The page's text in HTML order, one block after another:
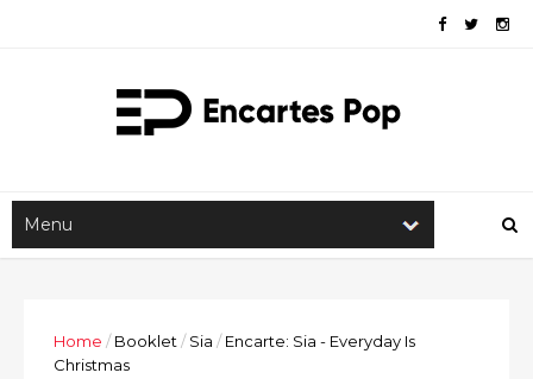
Home / Booklet / Sia / Encarte: Sia - Everyday Is
Christmas